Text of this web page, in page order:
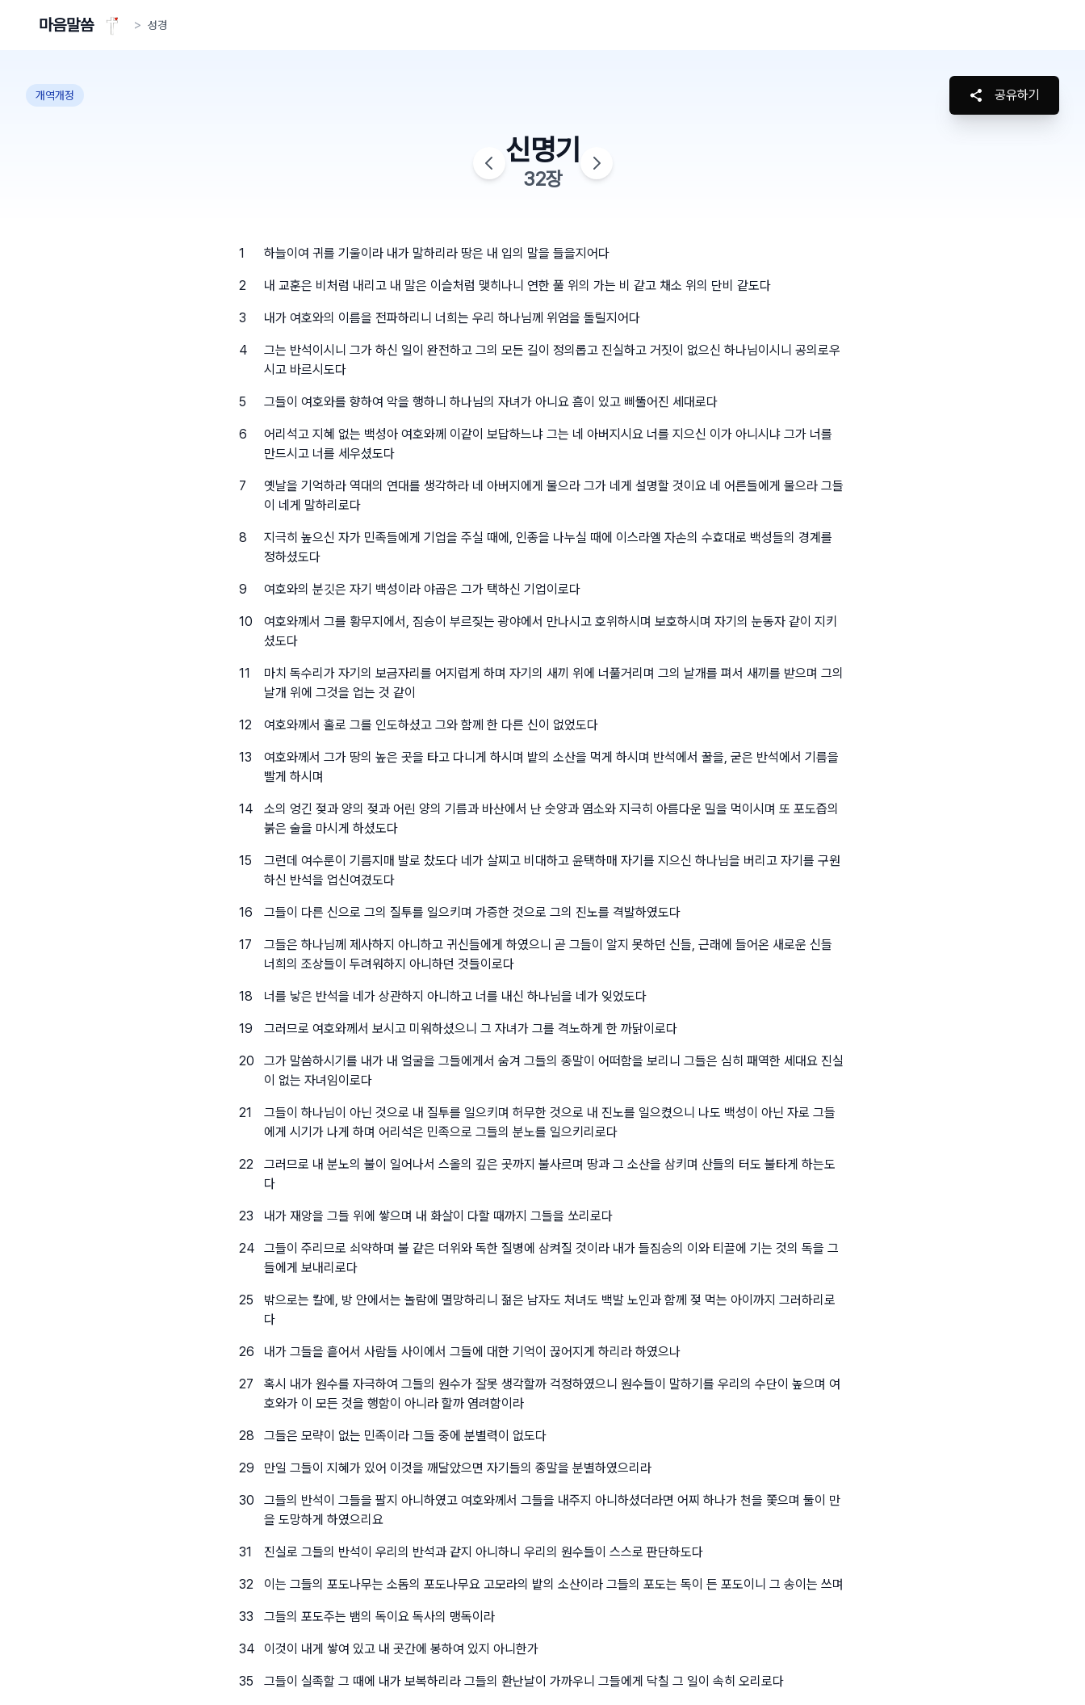
마음말씀 > 성경
개역개정 공유하기
신명기
32장
1 하늘이여 귀를 기울이라 내가 말하리라 땅은 내 입의 말을 들을지어다
2 내 교훈은 비처럼 내리고 내 말은 이슬처럼 맺히나니 연한 풀 위의 가는 비 같고 채소 위의 단비 같도다
3 내가 여호와의 이름을 전파하리니 너희는 우리 하나님께 위엄을 돌릴지어다
4
그는 반석이시니 그가 하신 일이 완전하고 그의 모든 길이 정의롭고 진실하고 거짓이 없으신 하나님이시니 공의로우
시고 바르시도다
5 그들이 여호와를 향하여 악을 행하니 하나님의 자녀가 아니요 흠이 있고 삐뚤어진 세대로다
6
어리석고 지혜 없는 백성아 여호와께 이같이 보답하느냐 그는 네 아버지시요 너를 지으신 이가 아니시냐 그가 너를
만드시고 너를 세우셨도다
7
옛날을 기억하라 역대의 연대를 생각하라 네 아버지에게 물으라 그가 네게 설명할 것이요 네 어른들에게 물으라 그들
이 네게 말하리로다
8
지극히 높으신 자가 민족들에게 기업을 주실 때에, 인종을 나누실 때에 이스라엘 자손의 수효대로 백성들의 경계를
정하셨도다
9 여호와의 분깃은 자기 백성이라 야곱은 그가 택하신 기업이로다
10
여호와께서 그를 황무지에서, 짐승이 부르짖는 광야에서 만나시고 호위하시며 보호하시며 자기의 눈동자 같이 지키
셨도다
11
마치 독수리가 자기의 보금자리를 어지럽게 하며 자기의 새끼 위에 너풀거리며 그의 날개를 펴서 새끼를 받으며 그의
날개 위에 그것을 업는 것 같이
12 여호와께서 홀로 그를 인도하셨고 그와 함께 한 다른 신이 없었도다
13
여호와께서 그가 땅의 높은 곳을 타고 다니게 하시며 밭의 소산을 먹게 하시며 반석에서 꿀을, 굳은 반석에서 기름을
빨게 하시며
14
소의 엉긴 젖과 양의 젖과 어린 양의 기름과 바산에서 난 숫양과 염소와 지극히 아름다운 밀을 먹이시며 또 포도즙의
붉은 술을 마시게 하셨도다
15
그런데 여수룬이 기름지매 발로 찼도다 네가 살찌고 비대하고 윤택하매 자기를 지으신 하나님을 버리고 자기를 구원
하신 반석을 업신여겼도다
16 그들이 다른 신으로 그의 질투를 일으키며 가증한 것으로 그의 진노를 격발하였도다
17
그들은 하나님께 제사하지 아니하고 귀신들에게 하였으니 곧 그들이 알지 못하던 신들, 근래에 들어온 새로운 신들
너희의 조상들이 두려워하지 아니하던 것들이로다
18 너를 낳은 반석을 네가 상관하지 아니하고 너를 내신 하나님을 네가 잊었도다
19 그러므로 여호와께서 보시고 미워하셨으니 그 자녀가 그를 격노하게 한 까닭이로다
20
그가 말씀하시기를 내가 내 얼굴을 그들에게서 숨겨 그들의 종말이 어떠함을 보리니 그들은 심히 패역한 세대요 진실
이 없는 자녀임이로다
21
그들이 하나님이 아닌 것으로 내 질투를 일으키며 허무한 것으로 내 진노를 일으켰으니 나도 백성이 아닌 자로 그들
에게 시기가 나게 하며 어리석은 민족으로 그들의 분노를 일으키리로다
22
그러므로 내 분노의 불이 일어나서 스올의 깊은 곳까지 불사르며 땅과 그 소산을 삼키며 산들의 터도 불타게 하는도
다
23 내가 재앙을 그들 위에 쌓으며 내 화살이 다할 때까지 그들을 쏘리로다
24
그들이 주리므로 쇠약하며 불 같은 더위와 독한 질병에 삼켜질 것이라 내가 들짐승의 이와 티끌에 기는 것의 독을 그
들에게 보내리로다
25
밖으로는 칼에, 방 안에서는 놀람에 멸망하리니 젊은 남자도 처녀도 백발 노인과 함께 젖 먹는 아이까지 그러하리로
다
26 내가 그들을 흩어서 사람들 사이에서 그들에 대한 기억이 끊어지게 하리라 하였으나
27
혹시 내가 원수를 자극하여 그들의 원수가 잘못 생각할까 걱정하였으니 원수들이 말하기를 우리의 수단이 높으며 여
호와가 이 모든 것을 행함이 아니라 할까 염려함이라
28 그들은 모략이 없는 민족이라 그들 중에 분별력이 없도다
29 만일 그들이 지혜가 있어 이것을 깨달았으면 자기들의 종말을 분별하였으리라
30
그들의 반석이 그들을 팔지 아니하였고 여호와께서 그들을 내주지 아니하셨더라면 어찌 하나가 천을 쫓으며 둘이 만
을 도망하게 하였으리요
31 진실로 그들의 반석이 우리의 반석과 같지 아니하니 우리의 원수들이 스스로 판단하도다
32 이는 그들의 포도나무는 소돔의 포도나무요 고모라의 밭의 소산이라 그들의 포도는 독이 든 포도이니 그 송이는 쓰며
33 그들의 포도주는 뱀의 독이요 독사의 맹독이라
34 이것이 내게 쌓여 있고 내 곳간에 봉하여 있지 아니한가
35 그들이 실족할 그 때에 내가 보복하리라 그들의 환난날이 가까우니 그들에게 닥칠 그 일이 속히 오리로다